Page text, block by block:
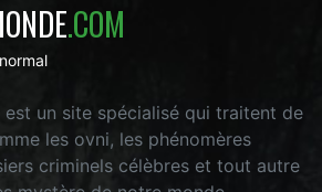
.COM
un site spécialisé qui traitent de
les ovni, les phénomères
criminels célèbres et tout autre